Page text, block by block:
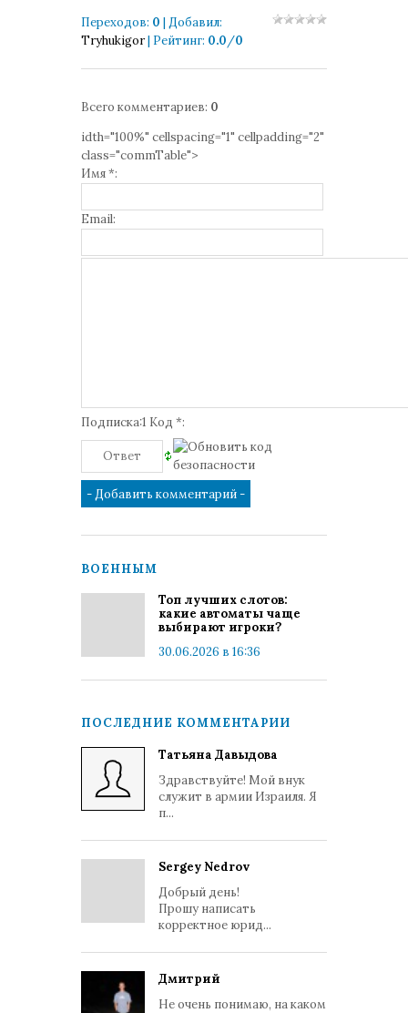
Переходов: 0 | Добавил:
Tryhukigor| Рейтинг: 0.0/0
Всего комментариев: 0
idth="100%" cellspacing="1" cellpadding="2"
class="commTable">
Имя *:
Email:
Подписка:1 Код *:
ВОЕННЫМ
Топ лучших слотов:
какие автоматы чаще
выбирают игроки?
30.06.2026 в 16:36
ПОСЛЕДНИЕ КОММЕНТАРИИ
Татьяна Давыдова
Здравствуйте! Мой внук
служит в армии Израиля. Я
п...
Sergey Nedrov
Добрый день!
Прошу написать
корректное юрид...
Дмитрий
Не очень понимаю, на каком